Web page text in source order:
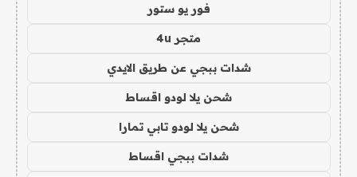
فور يو ستور
متجر 4u
شدات ببجي عن طريق الايدي
شحن يلا لودو اقساط
شحن يلا لودو تابي تمارا
شدات ببجي اقساط